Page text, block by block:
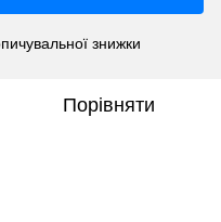
знижки
Порівняти